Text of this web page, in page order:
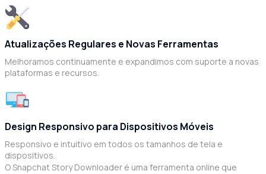
Atualizações Regulares e Novas Ferramentas
Melhoramos continuamente e expandimos com suporte a novas
plataformas e recursos.
Design Responsivo para Dispositivos Móveis
Responsivo e intuitivo em todos os tamanhos de tela e
dispositivos.
O Snapchat Story Downloader é uma ferramenta online que